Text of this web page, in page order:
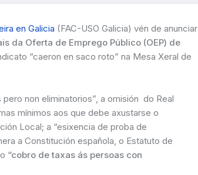
en Galicia (FAC-USO Galicia) vén de anunciar
da Oferta de Emprego Público (OEP) de
“caeron en saco roto” na Mesa Xeral de
non eliminatorios”, a omisión do Real
mínimos aos que debe axustarse o
Local; a “esixencia de proba de
a Constitución española, o Estatuto de
“cobro de taxas ás persoas con